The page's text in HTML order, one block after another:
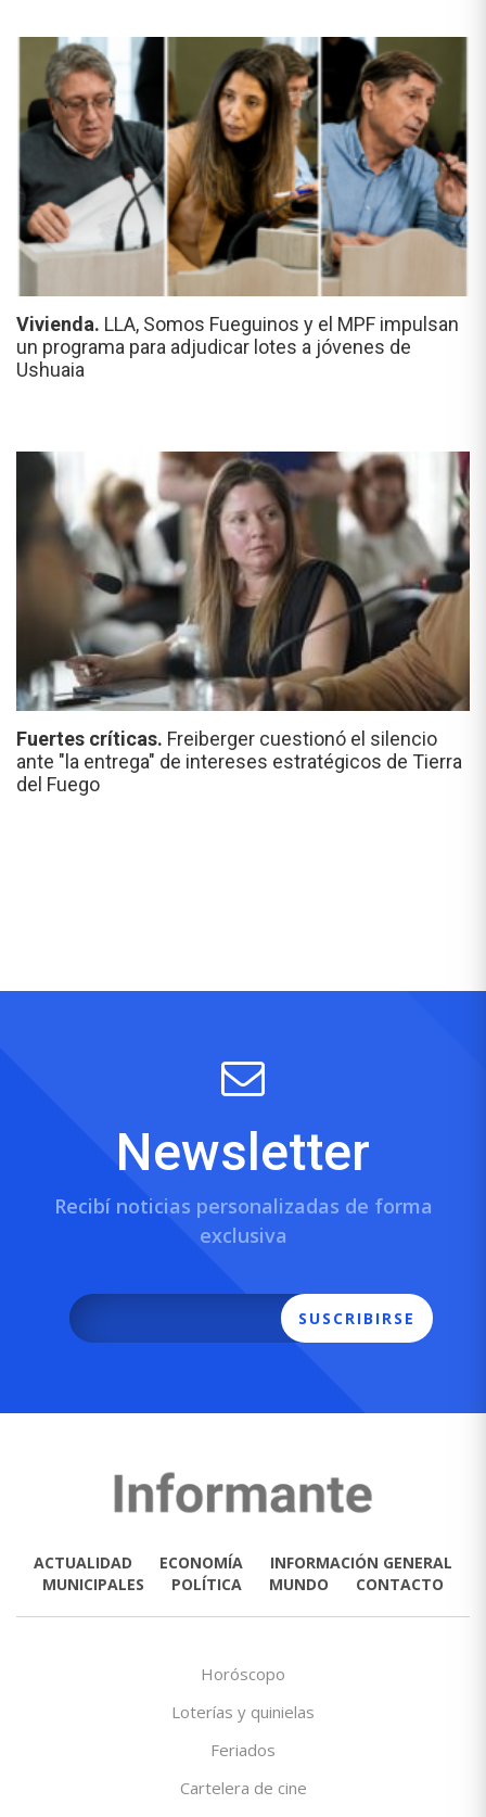
Vivienda. LLA, Somos Fueguinos y el MPF impulsan
un programa para adjudicar lotes a jóvenes de
Ushuaia
Fuertes críticas. Freiberger cuestionó el silencio
ante "la entrega" de intereses estratégicos de Tierra
del Fuego
Newsletter
Recibí noticias personalizadas de forma
exclusiva
SUSCRIBIRSE
ACTUALIDAD ECONOMÍA
INFORMACIÓN GENERAL
MUNICIPALES
POLÍTICA MUNDO CONTACTO
Horóscopo
Loterías y quinielas
Feriados
Cartelera de cine